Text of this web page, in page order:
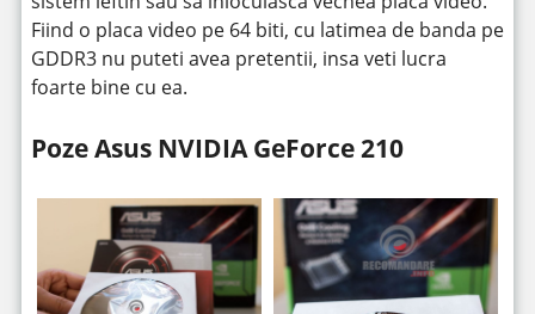
Fiind o placa video pe 64 biti, cu latimea de banda pe
GDDR3 nu puteti avea pretentii, insa veti lucra
foarte bine cu ea.
Poze Asus NVIDIA GeForce 210